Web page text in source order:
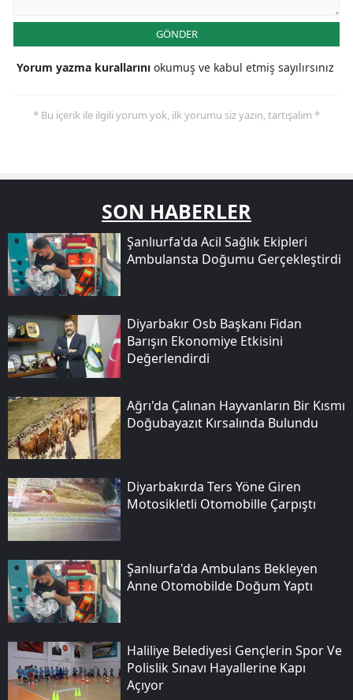
GÖNDER
Yorum yazma kurallarını okumuş ve kabul etmiş sayılırsınız
* Bu içerik ile ilgili yorum yok, ilk yorumu siz yazın, tartışalım *
SON HABERLER
Şanlıurfa'da Acil Sağlık Ekipleri
Ambulansta Doğumu Gerçekleştirdi
Diyarbakır Osb Başkanı Fidan
Barışın Ekonomiye Etkisini
Değerlendirdi
Ağrı'da Çalınan Hayvanların Bir Kısmı
Doğubayazıt Kırsalında Bulundu
Diyarbakırda Ters Yöne Giren
Motosikletli Otomobille Çarpıştı
Şanlıurfa'da Ambulans Bekleyen
Anne Otomobilde Doğum Yaptı
Haliliye Belediyesi Gençlerin Spor Ve
Polislik Sınavı Hayallerine Kapı
Açıyor